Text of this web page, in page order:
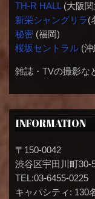
TH-R HALL(大阪関
新栄シャングリラ(
秘密(福岡)
桜坂セントラル(沖
雑誌・TVの撮影な
INFORMATION
〒150-0042
渋谷区宇田川町30-
TEL:03-6455-0225
キャパシティ: 130